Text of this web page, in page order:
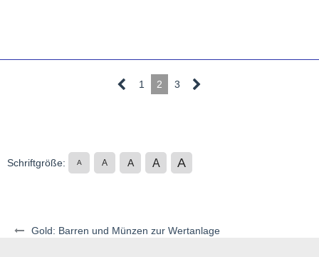
Gold: Barren und Münzen zur Wertanlage
1 2 3
Schriftgröße: A A A A A